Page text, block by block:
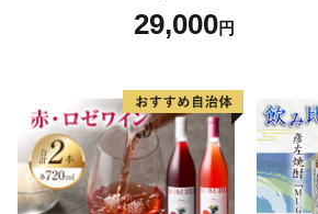
どう100％使用）29,000円